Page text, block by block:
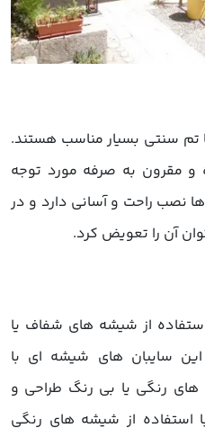
تم سنتی بسیار مناسب هستند.
و مقرون به صرفه مورد توجه
ها نصب راحت و آسانی دارد و در
آن را تعویض کرد.
از شیشه های شفاف یا
سایبان های شیشه ای با
رنگی یا بی رنگ طراحی و
استفاده از شیشه های رنگی